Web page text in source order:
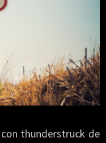
thunderstruck de